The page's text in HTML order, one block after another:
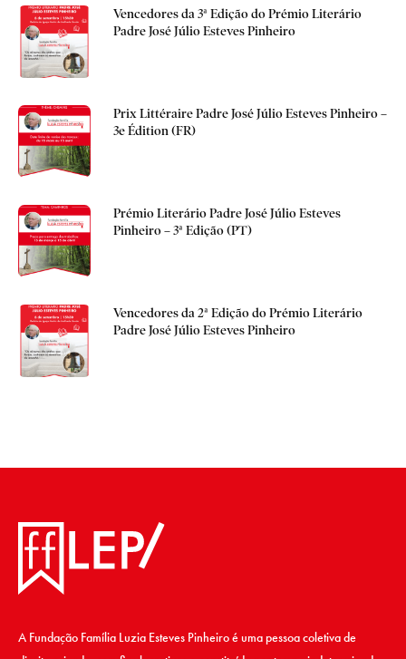
Vencedores da 3ª Edição do Prémio Literário
Padre José Júlio Esteves Pinheiro
Prix Littéraire Padre José Júlio Esteves Pinheiro –
3e Édition (FR)
Prémio Literário Padre José Júlio Esteves
Pinheiro – 3ª Edição (PT)
Vencedores da 2ª Edição do Prémio Literário
Padre José Júlio Esteves Pinheiro
A Fundação Família Luzia Esteves Pinheiro é uma pessoa coletiva de